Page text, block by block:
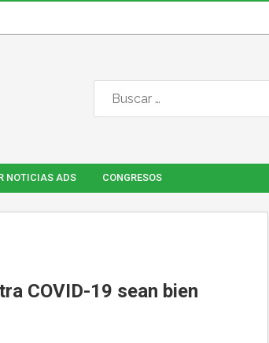
NOTICIAS ADS CONGRESOS
COVID-19 sean bien